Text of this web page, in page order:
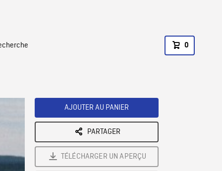
0
AJOUTER AU PANIER
PARTAGER
TÉLÉCHARGER UN APERÇU